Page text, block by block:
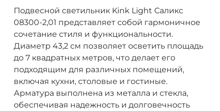
Подвесной светильник Kink Light Саликс
08300-2,01 представляет собой гармоничное
сочетание стиля и функциональности.
Диаметр 43,2 см позволяет осветить площадь
до 7 квадратных метров, что делает его
подходящим для различных помещений,
включая кухни, столовые и гостиные.
Арматура выполнена из металла и стекла,
обеспечивая надежность и долговечность